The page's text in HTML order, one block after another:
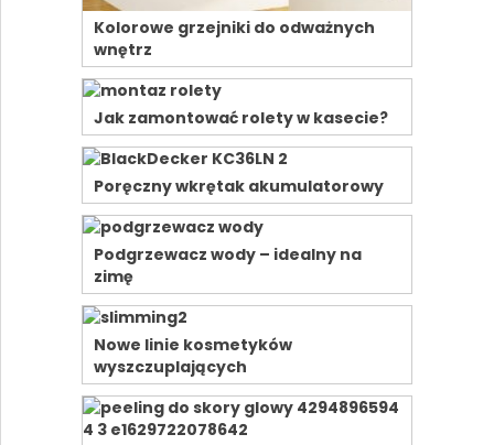
Kolorowe grzejniki do odważnych
wnętrz
Jak zamontować rolety w kasecie?
Poręczny wkrętak akumulatorowy
Podgrzewacz wody – idealny na
zimę
Nowe linie kosmetyków
wyszczuplających